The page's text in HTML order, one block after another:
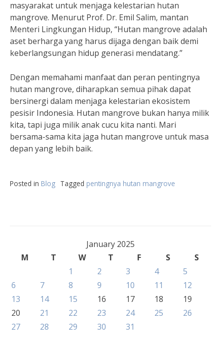
masyarakat untuk menjaga kelestarian hutan
mangrove. Menurut Prof. Dr. Emil Salim, mantan
Menteri Lingkungan Hidup, “Hutan mangrove adalah
aset berharga yang harus dijaga dengan baik demi
keberlangsungan hidup generasi mendatang.”
Dengan memahami manfaat dan peran pentingnya
hutan mangrove, diharapkan semua pihak dapat
bersinergi dalam menjaga kelestarian ekosistem
pesisir Indonesia. Hutan mangrove bukan hanya milik
kita, tapi juga milik anak cucu kita nanti. Mari
bersama-sama kita jaga hutan mangrove untuk masa
depan yang lebih baik.
Posted in Blog Tagged pentingnya hutan mangrove
January 2025
M
T W T F S
S
1
2 3 4
5
6
7 8 9 10 11
12
13
14 15 16 17 18
19
20
21 22 23 24 25
26
27
28 29 30 31